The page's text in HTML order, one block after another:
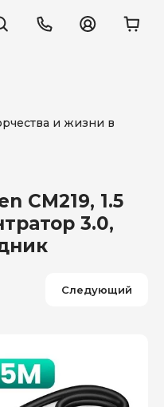
и жизни в
CM219, 1.5
3.0,
Следующий